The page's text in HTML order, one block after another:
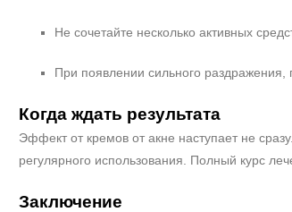
Не сочетайте несколько активных
При появлении сильного раздражения,
Когда ждать результата
Эффект от кремов от акне наступает не
регулярного использования. Полный курс
Заключение